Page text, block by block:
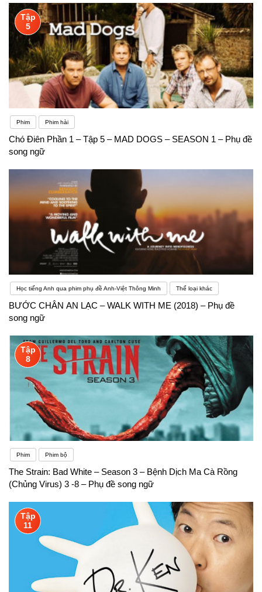
Tập
5
Phim Phim hài
Chó Điên Phần 1 – Tập 5 – MAD DOGS – SEASON 1 – Phụ đề
song ngữ
Học tiếng Anh qua phim phụ đề Anh-Việt Thông Minh Thể loại khác
BƯỚC CHÂN AN LẠC – WALK WITH ME (2018) – Phụ đề
song ngữ
Tập
8
Phim Phim bộ
The Strain: Bad White – Season 3 – Bệnh Dịch Ma Cà Rồng
(Chủng Virus) 3 -8 – Phụ đề song ngữ
Tập
11